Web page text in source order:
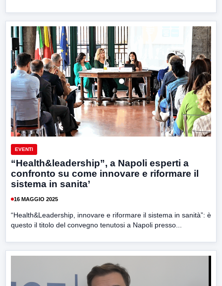
EVENTI
“Health&leadership”, a Napoli esperti a
confronto su come innovare e riformare il
sistema in sanita’
16 MAGGIO 2025
“Health&Leadership, innovare e riformare il sistema in sanità”: è
questo il titolo del convegno tenutosi a Napoli presso...